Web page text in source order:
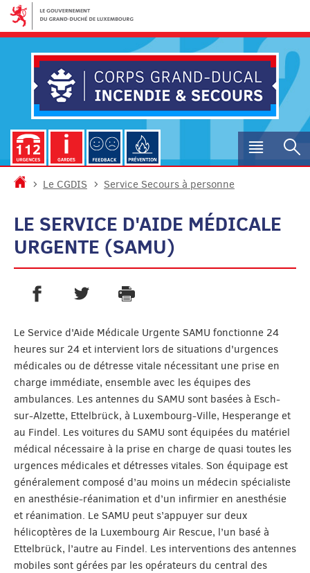
Aller
la
navigation
Aller
contenu
Menu
Accueil
Le CGDIS Service Secours à personne
LE SERVICE D'AIDE MÉDICALE
URGENTE (SAMU)
PARTAGER SUR FACEBOOK
PARTAGER SUR TWITTER
IMPRIMER
Le Service d'Aide Médicale Urgente SAMU fonctionne 24
heures sur 24 et intervient lors de situations d'urgences
médicales ou de détresse vitale nécessitant une prise en
charge immédiate, ensemble avec les équipes des
ambulances. Les antennes du SAMU sont basées à Esch-
sur-Alzette, Ettelbrück, à Luxembourg-Ville, Hesperange et
au Findel. Les voitures du SAMU sont équipées du matériel
médical nécessaire à la prise en charge de quasi toutes les
urgences médicales et détresses vitales. Son équipage est
généralement composé d’au moins un médecin spécialiste
en anesthésie-réanimation et d’un infirmier en anesthésie
et réanimation. Le SAMU peut s’appuyer sur deux
hélicoptères de la Luxembourg Air Rescue, l’un basé à
Ettelbrück, l’autre au Findel. Les interventions des antennes
mobiles sont gérées par les opérateurs du central des